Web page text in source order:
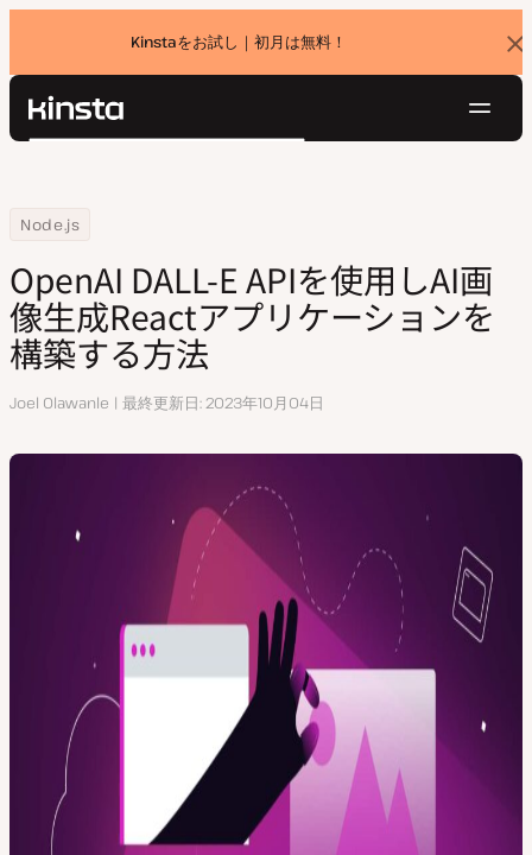
Kinstaをお試し｜初月は無料！
バ
ナ
Kinsta®
ョ
ン
価格設定
お問い合わせ
検
Home
リソースセンター
Node.js
OpenAI DALL-E APIを使用しAI画像生成Reactアプリケーションを構築
OpenAI DALL-E APIを使用しAI画
像生成Reactアプリケーションを
構築する方法
執
Joel Olawanle 最終更新日 2023年10月04日